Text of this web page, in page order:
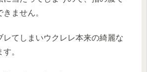
ません。
レてしまいウクレレ本来の綺麗な
。